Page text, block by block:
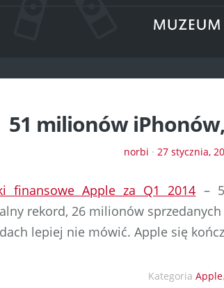
51 milionów
norbi · 27 stycznia,
finansowe Apple za Q1 2014 –
rekord, 26 milionów
lepiej nie mówić. Apple się
Kategoria Apple,